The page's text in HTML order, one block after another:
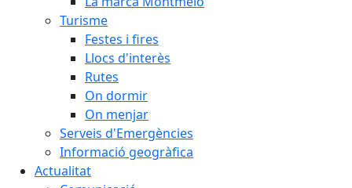
Turisme
Festes i fires
Llocs d'interès
Rutes
On dormir
On menjar
Serveis d'Emergències
Informació geogràfica
Actualitat